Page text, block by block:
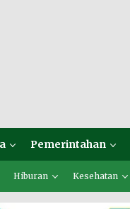
Pemerintahan
Hiburan Kesehatan